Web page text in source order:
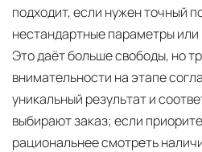
подходит, если нужен точный
нестандартные параметры
Это даёт больше свободы, но
внимательности на этапе
уникальный результат и
выбирают заказ; если
рациональнее смотреть